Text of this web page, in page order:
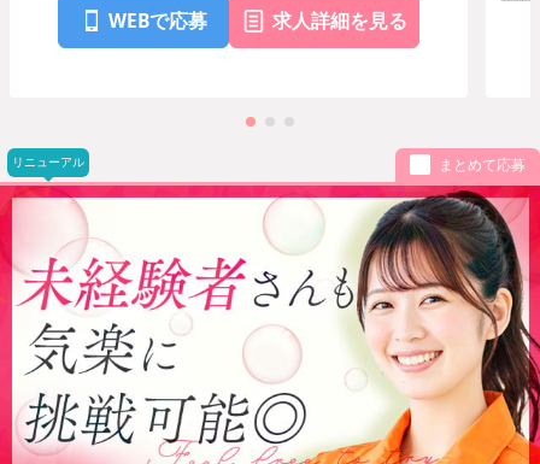
WEBで応募 求人詳細を見る
リニューアル まとめて応募